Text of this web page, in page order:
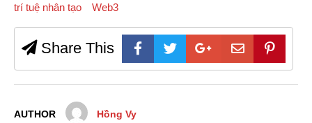
trí tuệ nhân tạo
Web3
Share This
AUTHOR Hồng Vy